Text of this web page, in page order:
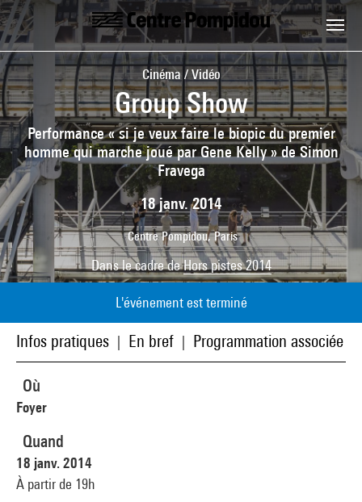
Aller au contenu principal
Centre Pompidou
Cinéma / Vidéo
Group Show
Performance « si je veux faire le biopic du premier
homme qui marche joué par Gene Kelly » de Simon
Fravega
18 janv. 2014
Centre Pompidou, Paris
Dans le cadre deHors pistes 2014
L'événement est terminé
Infos pratiques En bref Programmation associée
Où
Foyer
Quand
18 janv. 2014
À partir de 19h